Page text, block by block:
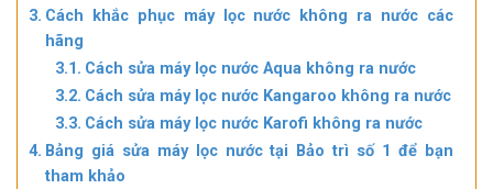
Cách khắc phục máy lọc nước không ra nước các
hãng
Cách sửa máy lọc nước Aqua không ra nước
Cách sửa máy lọc nước Kangaroo không ra nước
Cách sửa máy lọc nước Karofi không ra nước
Bảng giá sửa máy lọc nước tại Bảo trì số 1 để bạn
tham khảo